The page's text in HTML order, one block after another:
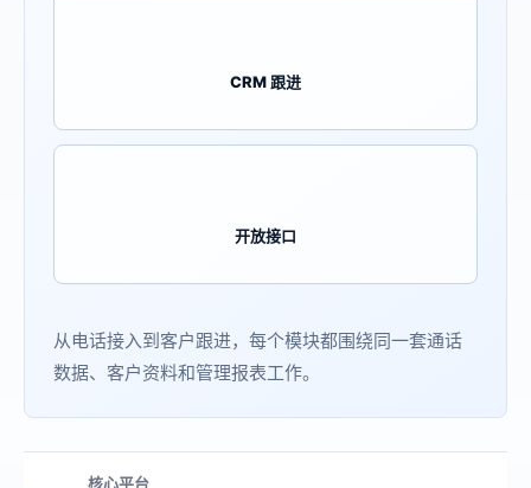
CRM 跟进
开放接口
从电话接入到客户跟进，每个模块都围绕同一套通话
数据、客户资料和管理报表工作。
核心平台